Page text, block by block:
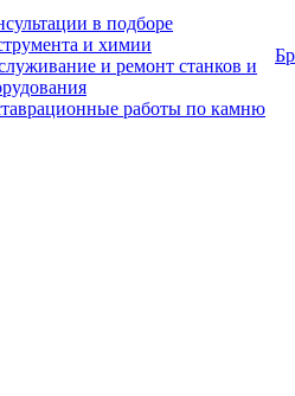
в подборе
и химии
и ремонт станков и
работы по камню